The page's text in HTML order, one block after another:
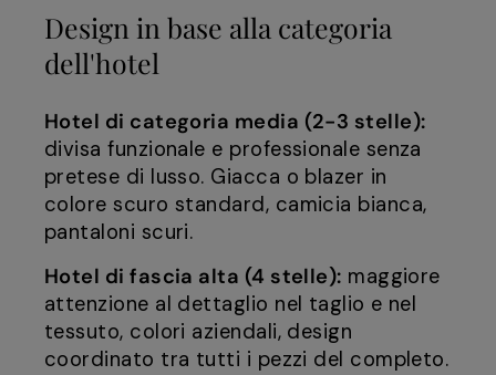
Design in base alla categoria
dell'hotel
Hotel di categoria media (2-3 stelle):
divisa funzionale e professionale senza
pretese di lusso. Giacca o blazer in
colore scuro standard, camicia bianca,
pantaloni scuri.
Hotel di fascia alta (4 stelle): maggiore
attenzione al dettaglio nel taglio e nel
tessuto, colori aziendali, design
coordinato tra tutti i pezzi del completo.